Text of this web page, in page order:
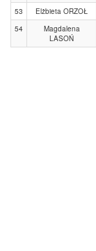
53 Elżbieta ORZOŁ
54
Magdalena
LASOŃ